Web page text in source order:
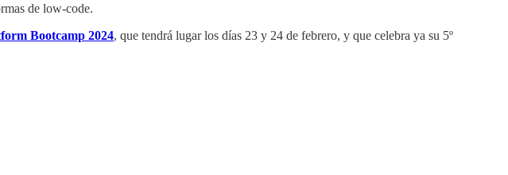
de low-code.
Bootcamp 2024, que tendrá lugar los días 23 y 24 de febrero, y que celebra ya su 5º